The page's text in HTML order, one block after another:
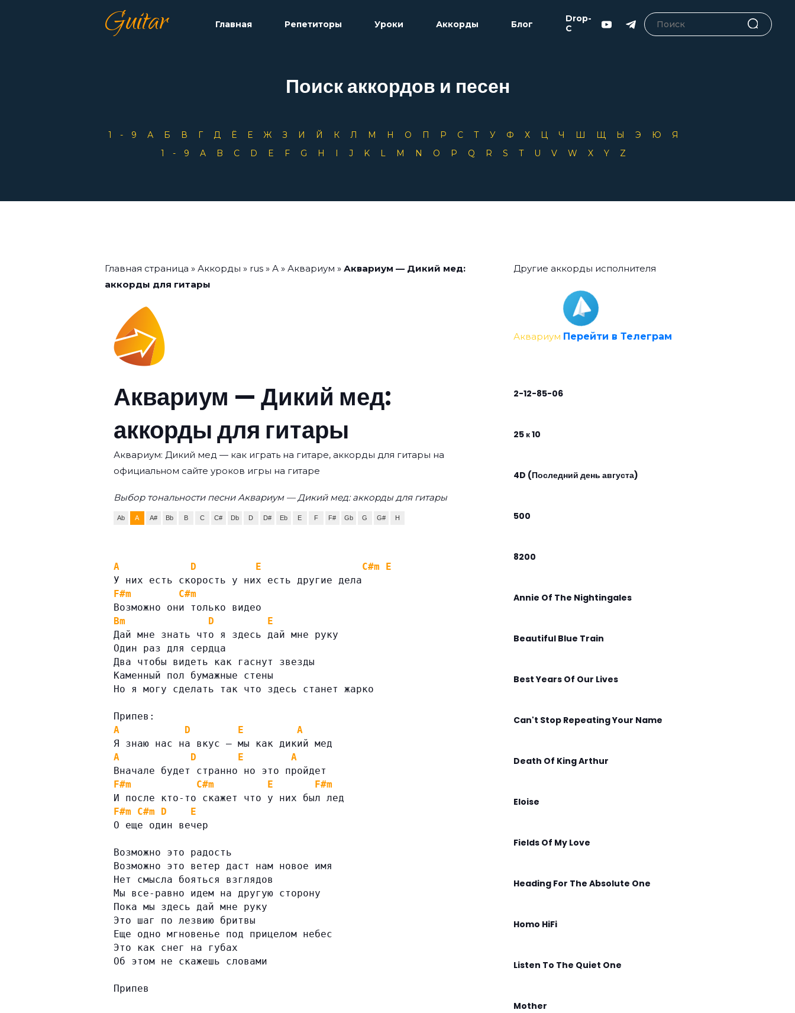
Guitar Главная Репетиторы Уроки Аккорды Блог
Drop-
C
Поиск аккордов и песен
1-9 А Б В Г Д Ё Е Ж З И Й К Л М Н О П Р С Т У Ф Х Ц Ч Ш Щ Ы Э Ю
Я
1-9
A B C D E F G H I J K L M N O P Q R S T U V W X Y Z
Главная страница » Аккорды » rus » А » Аквариум » Аквариум — Дикий мед:
аккорды для гитары
Аквариум — Дикий мед:
аккорды для гитары
Аквариум: Дикий мед — как играть на гитаре, аккорды для гитары на
официальном сайте уроков игры на гитаре
Выбор тональности песни Аквариум — Дикий мед: аккорды для гитары
Ab A A# Bb B C C# Db D D# Eb E F F# Gb G G# H
A D E C#m
E
У них есть скорость у них есть другие дела
F#m
C#m
Возможно они только видео
Bm
D
E
Дай мне знать что я здесь дай мне руку
Один раз для сердца
Два чтобы видеть как гаснут звезды
Каменный пол бумажные стены
Но я могу сделать так что здесь станет жарко
Припев:
A
D E
A
Я знаю нас на вкус — мы как дикий мед
A
D E
A
Вначале будет странно но это пройдет
F#m
C#m E
F#m
И после кто-то скажет что у них был лед
F#m
C#m D
E
О еще один вечер
Возможно это радость
Возможно это ветер даст нам новое имя
Нет смысла бояться взглядов
Мы все-равно идем на другую сторону
Пока мы здесь дай мне руку
Это шаг по лезвию бритвы
Еще одно мгновенье под прицелом небес
Это как снег на губах
Об этом не скажешь словами
Припев
Другие аккорды исполнителя
Аквариум Перейти в Телеграм
2-12-85-06
25 к 10
4D (Последний день августа)
500
8200
Annie Of The Nightingales
Beautiful Blue Train
Best Years Of Our Lives
Can't Stop Repeating Your Name
Death Of King Arthur
Eloise
Fields Of My Love
Heading For The Absolute One
Homo HiFi
Listen To The Quiet One
Mother